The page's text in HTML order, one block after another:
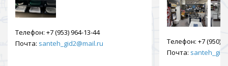
Телефон: +7 (953) 964-13-44
Почта: santeh_gid2@mail.ru Телефон: +7 (950)
Почта: